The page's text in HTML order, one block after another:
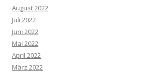
August 2022
Juli 2022
Juni 2022
Mai 2022
April 2022
März 2022